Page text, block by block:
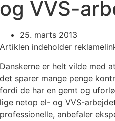
og VVS-
25. marts 2013
Artiklen indeholder
Danskerne er helt vilde med
det sparer mange penge
fordi de har en gemt og
lige netop el- og VVS-
professionelle, anbefaler